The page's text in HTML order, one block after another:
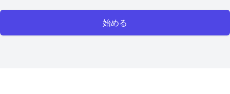
始める